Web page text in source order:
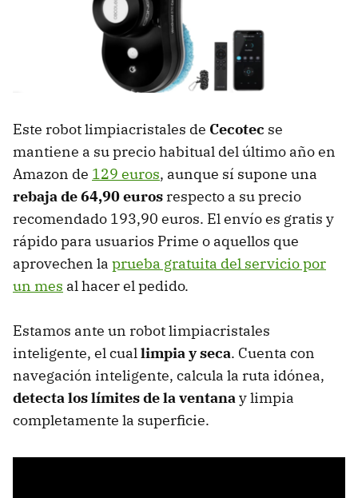
Este robot limpiacristales de Cecotec se
mantiene a su precio habitual del último año en
Amazon de 129 euros, aunque sí supone una
rebaja de 64,90 euros respecto a su precio
recomendado 193,90 euros. El envío es gratis y
rápido para usuarios Prime o aquellos que
aprovechen la prueba gratuita del servicio por
un mes al hacer el pedido.
Estamos ante un robot limpiacristales
inteligente, el cuallimpia y seca. Cuenta con
navegación inteligente, calcula la ruta idónea,
detecta los límites de la ventanay limpia
completamente la superficie.